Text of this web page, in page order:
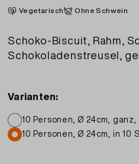
Vegetarisch Ohne Schwein
Schoko-Biscuit, Rahm,
Schokoladenstreusel,
Varianten:
10 Personen, Ø 24cm, ganz,
10 Personen, Ø 24cm, in